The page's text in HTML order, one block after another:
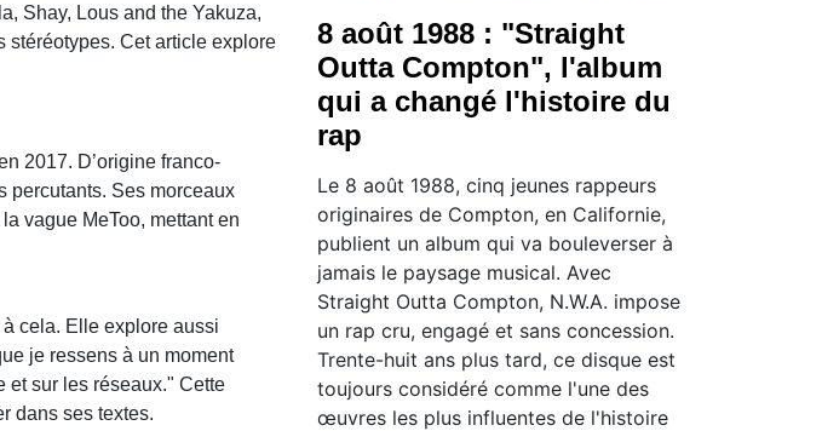
Shay, Lous and the Yakuza,
stéréotypes. Cet article explore
2017. D’origine franco-
percutants. Ses morceaux
vague MeToo, mettant en
cela. Elle explore aussi
je ressens à un moment
et sur les réseaux." Cette
dans ses textes.
8 août 1988 : "Straight
Outta Compton", l'album
qui a changé l'histoire du
rap
Le 8 août 1988, cinq jeunes rappeurs
originaires de Compton, en Californie,
publient un album qui va bouleverser à
jamais le paysage musical. Avec
Straight Outta Compton, N.W.A. impose
un rap cru, engagé et sans concession.
Trente-huit ans plus tard, ce disque est
toujours considéré comme l'une des
œuvres les plus influentes de l'histoire